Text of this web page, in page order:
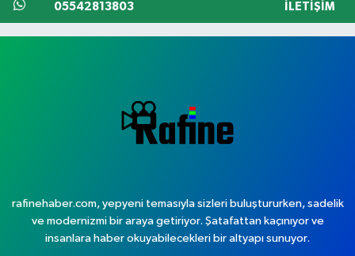
05542813803 İLETIŞIM
rafinehaber.com, yepyeni temasıyla sizleri buluştururken, sadelik
ve modernizmi bir araya getiriyor. Şatafattan kaçınıyor ve
insanlara haber okuyabilecekleri bir altyapı sunuyor.